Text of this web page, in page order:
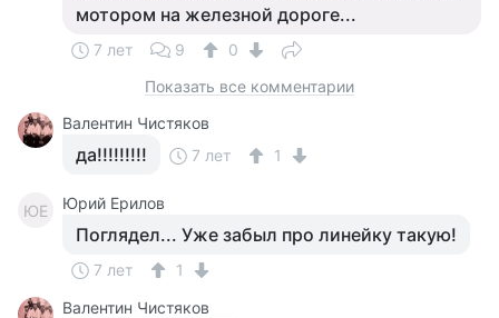
мотором на железной дороге...
7 лет 9
0
Показать все комментарии
Валентин Чистяков
да!!!!!!!!! 7 лет 1
ЮЕ Юрий Ерилов
Поглядел... Уже забыл про линейку такую!
7 лет
1
Валентин Чистяков